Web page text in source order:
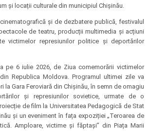
și locații culturale din municipiul Chișinău.
și de dezbatere publică, festivalul
de teatru, producții multimedia și acțiuni
victimelor represiunilor politice și deportărilor
pe 6 iulie 2026, de Ziua comemorării victimelor
Republica Moldova. Programul ultimei zile va
la Gara Feroviară din Chișinău, în semn de omagiu
și represiunilor sovietice, urmate de o
de film la Universitatea Pedagogică de Stat
și un eveniment în fața expoziției „Teroarea de
Amploare, victime și făptași” din Piața Marii